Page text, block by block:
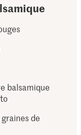
balsamique
graines de